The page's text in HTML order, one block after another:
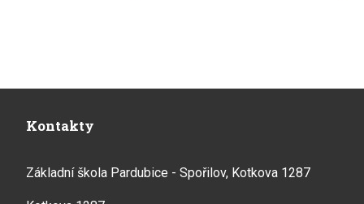
Kontakty
Základní škola Pardubice - Spořilov, Kotkova 1287